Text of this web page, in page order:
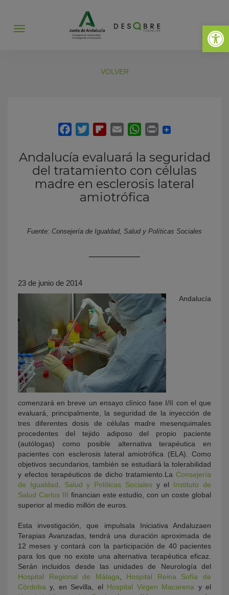
Abrir
Abrir
VOLVER
Andalucía evaluará la seguridad
del tratamiento con células
madre en esclerosis lateral
amiotrófica
Fuente: Consejería de Igualdad, Salud y Políticas Sociales
23 de junio de 2014
Andalucía
comenzará en breve un ensayo clínico fase I/II con el que
evaluará, principalmente, la seguridad de la inyección de
tres diferentes dosis de células madre mesenquimales
procedentes del tejido adiposo del propio paciente
(autólogas) como posible alternativa terapéutica en
pacientes con esclerosis lateral amiotrófica (ELA). Como
objetivos secundarios, también se estudiará la tolerabilidad
y efectos terapéuticos de dicho tratamiento.La Consejería
de Igualdad, Salud y Políticas Socialesy el Instituto de
Salud Carlos III financian este estudio, con un coste global
superior al medio millón de euros.
Esta investigación, que impulsala Iniciativa Andaluzaen
Terapias Avanzadas, tendrá una duración aproximada de
12 meses y contará con la participación de 40 pacientes
para los que no existe una alternativa terapéutica eficaz.
Serán incluidos desde las unidades de Neurología del
Hospital Regional de Málaga
Hospital Reina Sofía de
Córdoba y, en Sevilla, el Hospital Virgen Macarena y el